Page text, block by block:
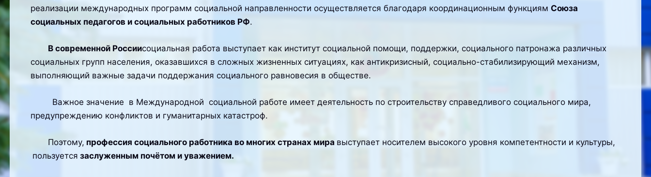
реализации международных программ социальной направленности осуществляется благодаря координационным функциям Союза
социальных педагогов и социальных работников РФ.
В современной Россиисоциальная работа выступает как институт социальной помощи, поддержки, социального патронажа различных
социальных групп населения, оказавшихся в сложных жизненных ситуациях, как антикризисный, социально-стабилизирующий механизм,
выполняющий важные задачи поддержания социального равновесия в обществе.
Важное значение в Международной социальной работе имеет деятельность по строительству справедливого социального мира,
предупреждению конфликтов и гуманитарных катастроф.
Поэтому, профессия социального работника во многих странах мира выступает носителем высокого уровня компетентности и культуры,
пользуется заслуженным почётом и уважением.